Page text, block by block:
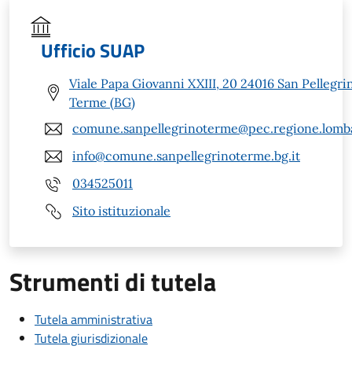
Ufficio SUAP
Viale Papa Giovanni XXIII, 20 24016 San
Terme (BG)
info@comune.sanpellegrinoterme.bg.it
034525011
Sito istituzionale
Strumenti di tutela
Tutela amministrativa
Tutela giurisdizionale